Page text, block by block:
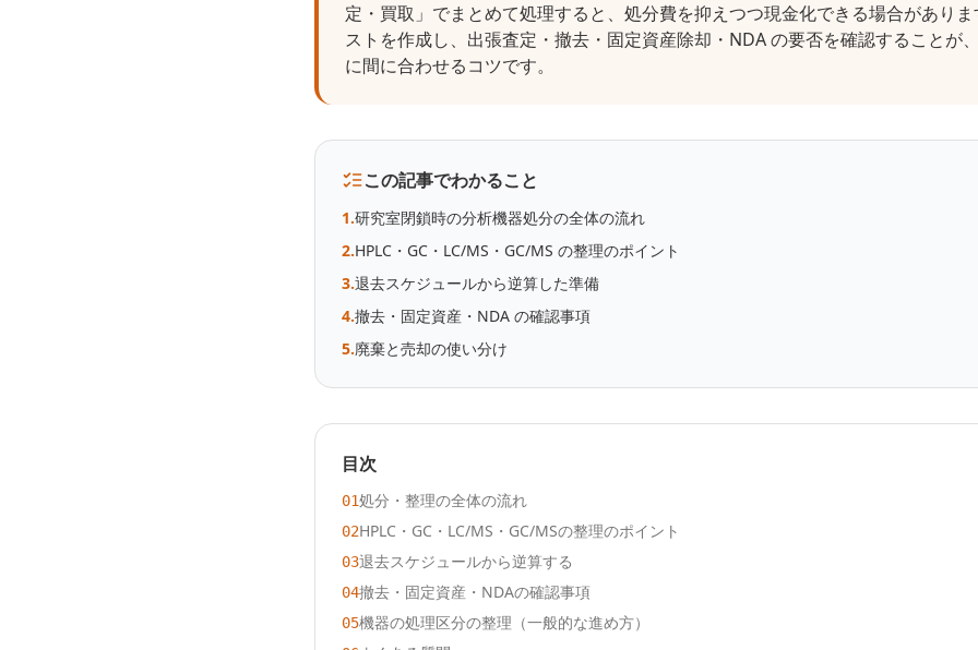
定・買取」でまとめて処理すると、処分費を抑えつつ現金化できる場合があり
ストを作成し、出張査定・撤去・固定資産除却・NDA の要否を確認することが
に間に合わせるコツです。
この記事でわかること
1.研究室閉鎖時の分析機器処分の全体の流れ
2.HPLC・GC・LC/MS・GC/MS の整理のポイント
3.退去スケジュールから逆算した準備
4.撤去・固定資産・NDA の確認事項
5.廃棄と売却の使い分け
目次
01処分・整理の全体の流れ
02HPLC・GC・LC/MS・GC/MSの整理のポイント
03退去スケジュールから逆算する
04撤去・固定資産・NDAの確認事項
05機器の処理区分の整理（一般的な進め方）